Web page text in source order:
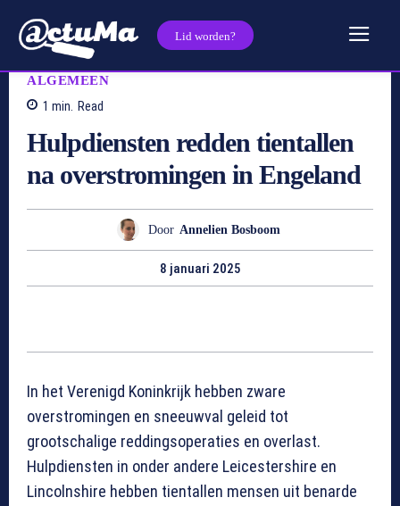
Lid worden?
ALGEMEEN
1 min. Read
Hulpdiensten redden tientallen
na overstromingen in Engeland
Door Annelien Bosboom
8 januari 2025
In het Verenigd Koninkrijk hebben zware
overstromingen en sneeuwval geleid tot
grootschalige reddingsoperaties en overlast.
Hulpdiensten in onder andere Leicestershire en
Lincolnshire hebben tientallen mensen uit benarde